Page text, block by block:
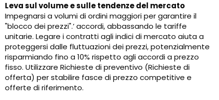
Leva sul volume e sulle tendenze del mercato
Impegnarsi a volumi di ordini maggiori per garantire il
"blocco dei prezzi".’ accordi, abbassando le tariffe
unitarie. Legare i contratti agli indici di mercato aiuta a
proteggersi dalle fluttuazioni dei prezzi, potenzialmente
risparmiando fino a 10% rispetto agli accordi a prezzo
fisso. Utilizzare Richieste di preventivo (Richieste di
offerta) per stabilire fasce di prezzo competitive e
offerte di riferimento.